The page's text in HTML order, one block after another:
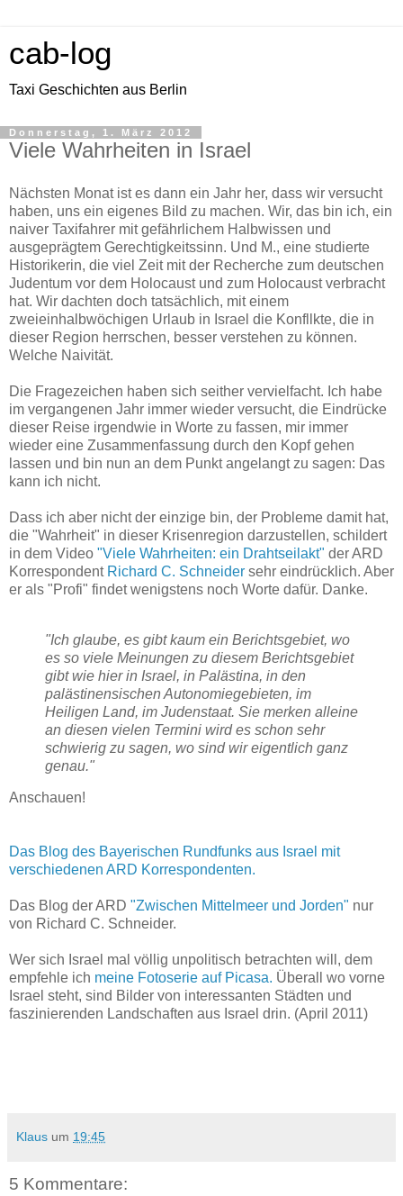
cab-log
Taxi Geschichten aus Berlin
Donnerstag, 1. März 2012
Viele Wahrheiten in Israel
Nächsten Monat ist es dann ein Jahr her, dass wir versucht
haben, uns ein eigenes Bild zu machen. Wir, das bin ich, ein
naiver Taxifahrer mit gefährlichem Halbwissen und
ausgeprägtem Gerechtigkeitssinn. Und M., eine studierte
Historikerin, die viel Zeit mit der Recherche zum deutschen
Judentum vor dem Holocaust und zum Holocaust verbracht
hat. Wir dachten doch tatsächlich, mit einem
zweieinhalbwöchigen Urlaub in Israel die Konfllkte, die in
dieser Region herrschen, besser verstehen zu können.
Welche Naivität.
Die Fragezeichen haben sich seither vervielfacht. Ich habe
im vergangenen Jahr immer wieder versucht, die Eindrücke
dieser Reise irgendwie in Worte zu fassen, mir immer
wieder eine Zusammenfassung durch den Kopf gehen
lassen und bin nun an dem Punkt angelangt zu sagen: Das
kann ich nicht.
Dass ich aber nicht der einzige bin, der Probleme damit hat,
die "Wahrheit" in dieser Krisenregion darzustellen, schildert
in dem Video "Viele Wahrheiten: ein Drahtseilakt" der ARD
Korrespondent Richard C. Schneider sehr eindrücklich. Aber
er als "Profi" findet wenigstens noch Worte dafür. Danke.
"Ich glaube, es gibt kaum ein Berichtsgebiet, wo
es so viele Meinungen zu diesem Berichtsgebiet
gibt wie hier in Israel, in Palästina, in den
palästinensischen Autonomiegebieten, im
Heiligen Land, im Judenstaat. Sie merken alleine
an diesen vielen Termini wird es schon sehr
schwierig zu sagen, wo sind wir eigentlich ganz
genau."
Anschauen!
Das Blog des Bayerischen Rundfunks aus Israel mit
verschiedenen ARD Korrespondenten.
Das Blog der ARD "Zwischen Mittelmeer und Jorden" nur
von Richard C. Schneider.
Wer sich Israel mal völlig unpolitisch betrachten will, dem
empfehle ich meine Fotoserie auf Picasa. Überall wo vorne
Israel steht, sind Bilder von interessanten Städten und
faszinierenden Landschaften aus Israel drin. (April 2011)
Klaus um 19:45
5 Kommentare: